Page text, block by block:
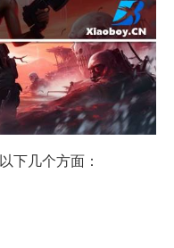
下几个方面：